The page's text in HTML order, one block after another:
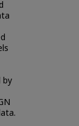
by